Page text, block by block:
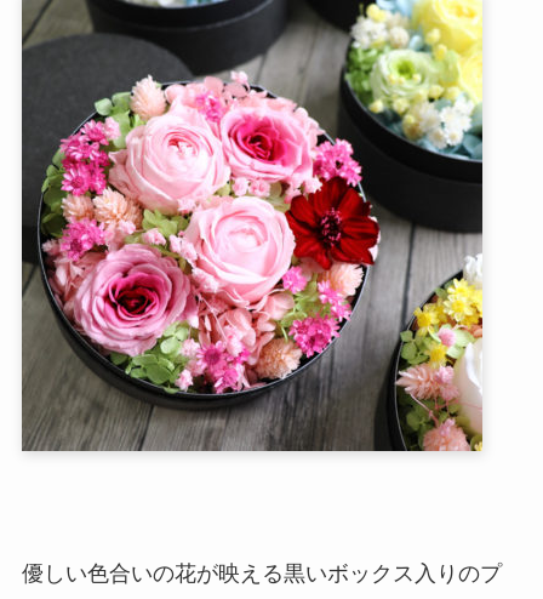
優しい色合いの花が映える黒いボックス入りのプ